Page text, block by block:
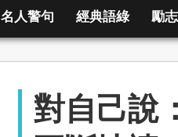
名人警句 經典語綠 勵
對自己說